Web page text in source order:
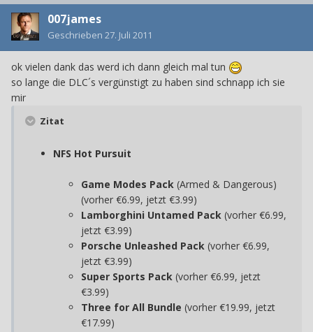
007james
Geschrieben 27. Juli 2011
ok vielen dank das werd ich dann gleich mal tun
so lange die DLC´s vergünstigt zu haben sind schnapp ich sie
mir
Zitat
NFS Hot Pursuit
Game Modes Pack (Armed & Dangerous)
(vorher €6.99, jetzt €3.99)
Lamborghini Untamed Pack (vorher €6.99,
jetzt €3.99)
Porsche Unleashed Pack (vorher €6.99,
jetzt €3.99)
Super Sports Pack (vorher €6.99, jetzt
€3.99)
Three for All Bundle (vorher €19.99, jetzt
€17.99)